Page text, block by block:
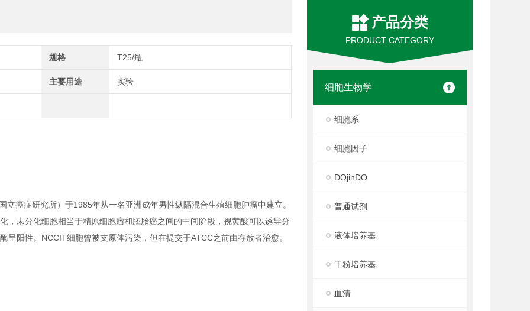
产品分类
PRODUCT CATEGORY
细胞生物学
细胞系
细胞因子
DOjinDO
普通试剂
液体培养基
干粉培养基
血清
规格 T25/瓶
主要用途 实验
癌症研究所）于1985年从一名亚洲成年男性纵隔混合生殖细胞肿瘤中建立。
，未分化细胞相当于精原细胞瘤和胚胎癌之间的中间阶段，视黄酸可以诱导分
阳性。NCCIT细胞曾被支原体污染，但在提交于ATCC之前由存放者治愈。